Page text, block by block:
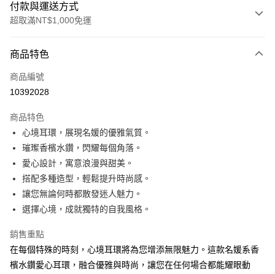
付款與運送方式
超取滿NT$1,000免運
信用卡一次付款
Apple Pay
悠遊付
ATM付款
運送方式
付款後7-11純取貨
商品特色
商品編號
10392028
商品特色
心境耳環，展現名媛的優雅氣質。
璀璨香檳水鑽，閃耀每個角落。
愛心設計，寓意浪漫與甜美。
搭配多種造型，輕鬆提升時尚感。
讓您無論何時都散發迷人魅力。
選擇心境，成就獨特的自我風格。
銷售重點
在每個特殊的時刻，心境耳環將為您增添無限魅力。這款名媛系香
檳水鑽愛心耳環，融合優雅與時尚，讓您在任何場合都能耀眼動